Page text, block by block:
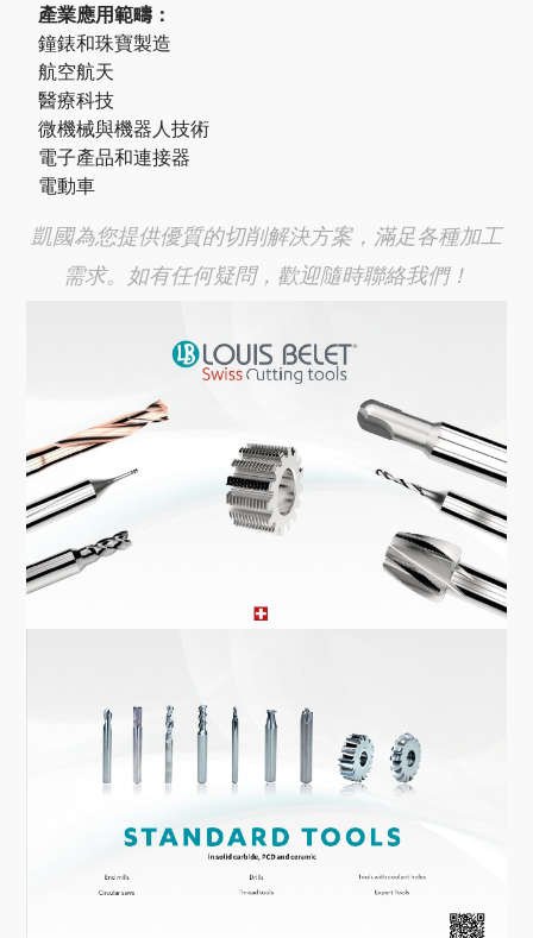
產業應用範疇：
鐘錶和珠寶製造
航空航天
醫療科技
微機械與機器人技術
電子產品和連接器
電動車
凱國為您提供優質的切削解決方案，滿足各種加工
需求。如有任何疑問，歡迎隨時聯絡我們！